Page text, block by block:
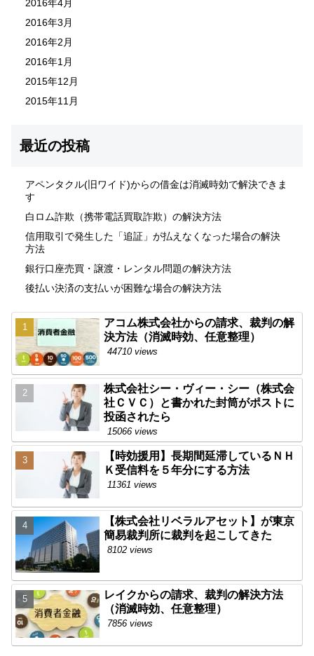
2016年4月
2016年3月
2016年2月
2016年1月
2015年12月
2015年11月
最近の投稿
アペンタクル(旧ワイド)からの借金は消滅時効で解決できま
す
白ロム詐欺（携帯電話買取詐欺）の解決方法
信用取引で発生した「追証」が払えなくなった場合の解決
方法
銀行口座売買・譲渡・レンタル問題の解決方法
後払い決済の支払いが困難な場合の解決方法
アコム株式会社からの請求、裁判の解
決方法（消滅時効、任意整理）
44710 views
株式会社シー・ヴィー・シー（株式会
社ＣＶＣ）と書かれた封筒がポストに
投函されたら
15066 views
【時効援用】長期間延滞しているＮＨ
Ｋ受信料を５年分にする方法
11361 views
【株式会社リベラルアセット】が東京
簡易裁判所に裁判を起こしてきた
8102 views
レイクからの請求、裁判の解決方法
（消滅時効、任意整理）
7856 views